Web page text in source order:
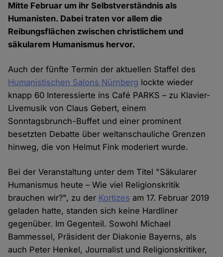
Mitte Februar um ihr Selbstverständnis als
Humanisten. Dabei traten vor allem die
Reibungsflächen zwischen christlichem und
säkularem Humanismus hervor.
Auch der fünfte Termin der aktuellen Staffel des
Humanistischen Salons Nürnberg lockte wieder
knapp 60 Interessierte ins Café PARKS – zu Klavier-
Livemusik von Claus Gebert, einem
Sonntagsbrunch-Buffet und einer prominent
besetzten Debatte über weltanschauliche Grenzen
hinweg, die von Helmut Fink moderiert wurde.
Bei der Veranstaltung unter dem Titel "Säkularer
Humanismus heute – Wie viel Religionskritik
brauchen wir?", zu der Kortizes am 17. Februar 2019
geladen hatte, standen sich keine Hardliner
gegenüber. Im Gegenteil. Sowohl Michael
Bammessel, Präsident der Diakonie Bayerns, als
auch Peter Henkel, Journalist und Religionskritiker,